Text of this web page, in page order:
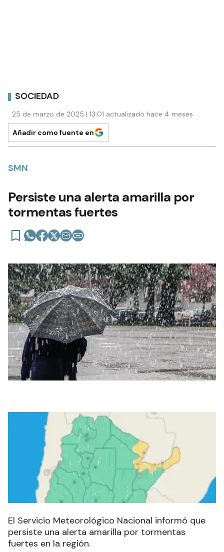
SOCIEDAD
25 de marzo de 2025 | 13:01 actualizado hace 4 meses
Añadir como fuente en
SMN
Persiste una alerta amarilla por
tormentas fuertes
El Servicio Meteorológico Nacional informó que
persiste una alerta amarilla por tormentas
fuertes en la región.